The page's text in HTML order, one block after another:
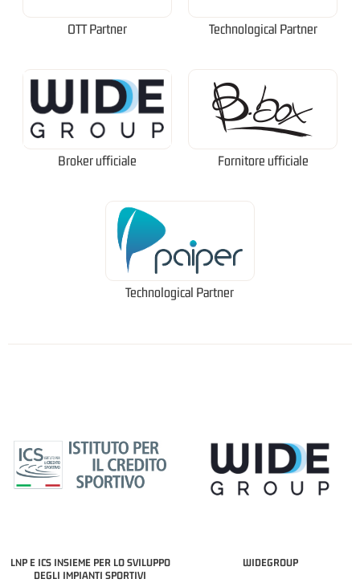
OTT Partner Technological Partner
Broker ufficiale Fornitore ufficiale
Technological Partner
LNP E ICS INSIEME PER LO SVILUPPO
DEGLI IMPIANTI SPORTIVI
WIDEGROUP